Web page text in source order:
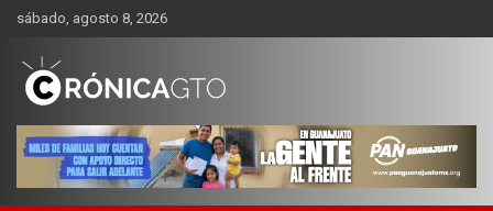
Saltar
contenido
sábado, agosto 8, 2026
CRONICA GUANAJUATO